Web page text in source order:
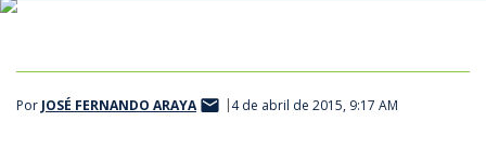
Por JOSÉ FERNANDO ARAYA 4 de abril de 2015, 9:17 AM